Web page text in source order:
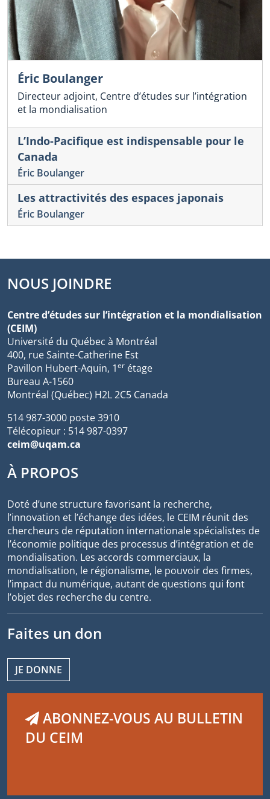
Éric Boulanger
Directeur adjoint, Centre d’études sur l’intégration
et la mondialisation
L’Indo-Pacifique est indispensable pour le
Canada
Éric Boulanger
Les attractivités des espaces japonais
Éric Boulanger
NOUS JOINDRE
Centre d’études sur l’intégration et la mondialisation
(CEIM)
Université du Québec à Montréal
400, rue Sainte-Catherine Est
Pavillon Hubert-Aquin, 1er étage
Bureau A-1560
Montréal (Québec) H2L 2C5 Canada
514 987-3000 poste 3910
Télécopieur : 514 987-0397
ceim@uqam.ca
À PROPOS
Doté d’une structure favorisant la recherche,
l’innovation et l’échange des idées, le CEIM réunit des
chercheurs de réputation internationale spécialistes de
l’économie politique des processus d’intégration et de
mondialisation. Les accords commerciaux, la
mondialisation, le régionalisme, le pouvoir des firmes,
l’impact du numérique, autant de questions qui font
l’objet des recherche du centre.
Faites un don
JE DONNE
ABONNEZ-VOUS AU BULLETIN
DU CEIM